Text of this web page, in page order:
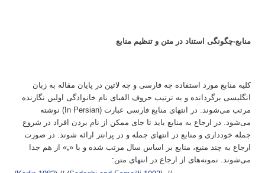
منابع-چگونگی استناد در متن و تنظیم منابع
کلیه منابع مورد استفاده چه فارسی و چه لاتین در پایان مقاله به زبان
انگلیسی برگردانده و به ترتیب حروف الفبای نام خانوادگی اولین نگارنده
مرتب می‌شوند. در انتهای منابع فارسی عبارت (In Persian) نوشته
می‌شود. در ارجاع به منابع باید تا جای ممکن از نام بردن افراد در شروع
جمله خودداری و منابع در انتهای جمله و در پرانتز ارائه شوند. در صورت
ارجاع به چند منبع، منابع بر اساس سال مرتب شده و با «,» از هم جدا
می‌شوند. نمونه‌های از ارجاع در انتهای متن: